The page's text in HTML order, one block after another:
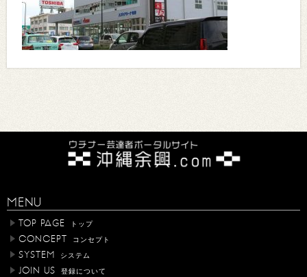
MENU
TOP PAGE トップ
CONCEPT コンセプト
SYSTEM システム
JOIN US 登録について